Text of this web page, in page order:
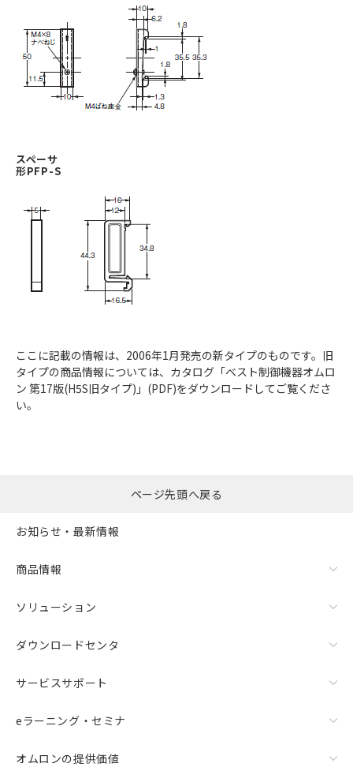
スペーサ
形PFP-S
ここに記載の情報は、2006年1月発売の新タイプのものです。旧
タイプの商品情報については、カタログ「ベスト制御機器オムロ
ン 第17版(H5S旧タイプ)」(PDF)をダウンロードしてご覧くださ
い。
ページ先頭へ戻る
お知らせ・最新情報
商品情報
ソリューション
ダウンロードセンタ
サービスサポート
eラーニング・セミナ
オムロンの提供価値